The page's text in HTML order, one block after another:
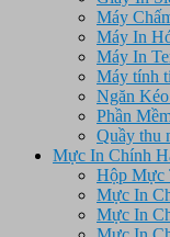
Máy
Máy In
Máy In
Máy tính
Ngăn
Phần
Quầy thu
Mực In Chính
Hộp Mực
Mực In
Mực In